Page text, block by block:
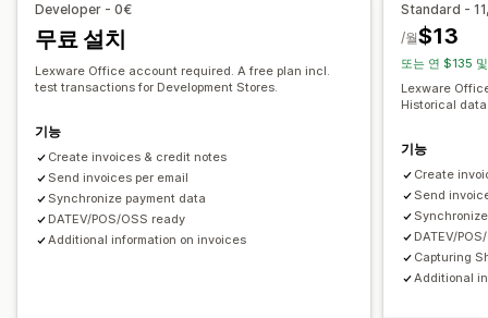
자동 데이터 동기화
일일 판매 요약
판매세 매핑
은행 조정 오류 해결 내역 데이터 가져오기
세금 계산
템플릿
파일 관리
파일 이름 지정
이메일 자동화 PDF 생성
인쇄 및 내보내기
보고서
Developer - 0€
무료 설치
Lexware Office account required. A free plan incl.
test transactions for Development Stores.
기능
Create invoices & credit notes
Send invoices per email
Synchronize payment data
DATEV/POS/OSS ready
Additional information on invoices
Standard -
$13
/월
또는 연 $135
Lexware
Historical
기능
Create
Send
DATEV/
Capturing
Additional